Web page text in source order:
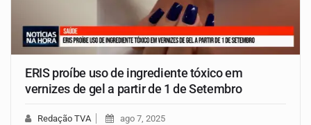
ERIS proíbe uso de ingrediente tóxico em
vernizes de gel a partir de 1 de Setembro
Redação TVA ago 7, 2025